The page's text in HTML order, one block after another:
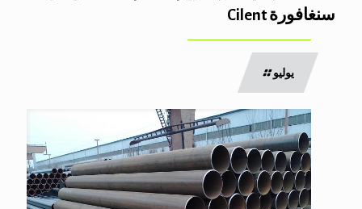
سنغافورة Cilent
يوليو